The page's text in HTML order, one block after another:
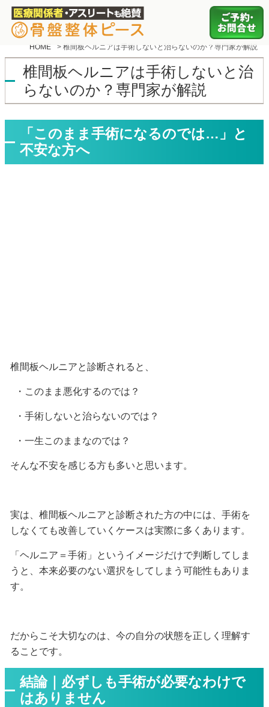
HOME >椎間板ヘルニアは手術しないと治らないのか？専門家が解説
椎間板ヘルニアは手術しないと治
らないのか？専門家が解説
「このまま手術になるのでは…」と
不安な方へ
椎間板ヘルニアと診断されると、
・このまま悪化するのでは？
・手術しないと治らないのでは？
・一生このままなのでは？
そんな不安を感じる方も多いと思います。
実は、椎間板ヘルニアと診断された方の中には、手術を
しなくても改善していくケースは実際に多くあります。
「ヘルニア＝手術」というイメージだけで判断してしま
うと、本来必要のない選択をしてしまう可能性もありま
す。
だからこそ大切なのは、今の自分の状態を正しく理解す
ることです。
結論｜必ずしも手術が必要なわけで
はありません